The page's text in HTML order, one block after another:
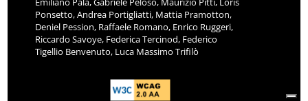
Ponsetto, Andrea Portigliatti, Mattia Pramotton,
Deniel Pession, Raffaele Romano, Enrico Ruggeri,
Riccardo Savoye, Federica Tercinod, Federico
Tigellio Benvenuto, Luca Massimo Trifilò